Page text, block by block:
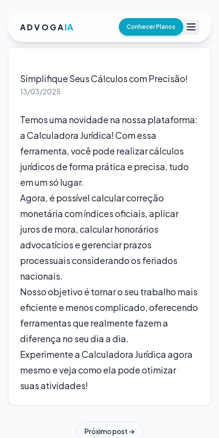
ADVOGAIA Conhecer Planos
Simplifique Seus Cálculos com Precisão!
13/03/2025
Temos uma novidade na nossa plataforma:
a Calculadora Jurídica! Com essa
ferramenta, você pode realizar cálculos
jurídicos de forma prática e precisa, tudo
em um só lugar.
Agora, é possível calcular correção
monetária com índices oficiais, aplicar
juros de mora, calcular honorários
advocatícios e gerenciar prazos
processuais considerando os feriados
nacionais.
Nosso objetivo é tornar o seu trabalho mais
eficiente e menos complicado, oferecendo
ferramentas que realmente fazem a
diferença no seu dia a dia.
Experimente a Calculadora Jurídica agora
mesmo e veja como ela pode otimizar
suas atividades!
Próximo post →